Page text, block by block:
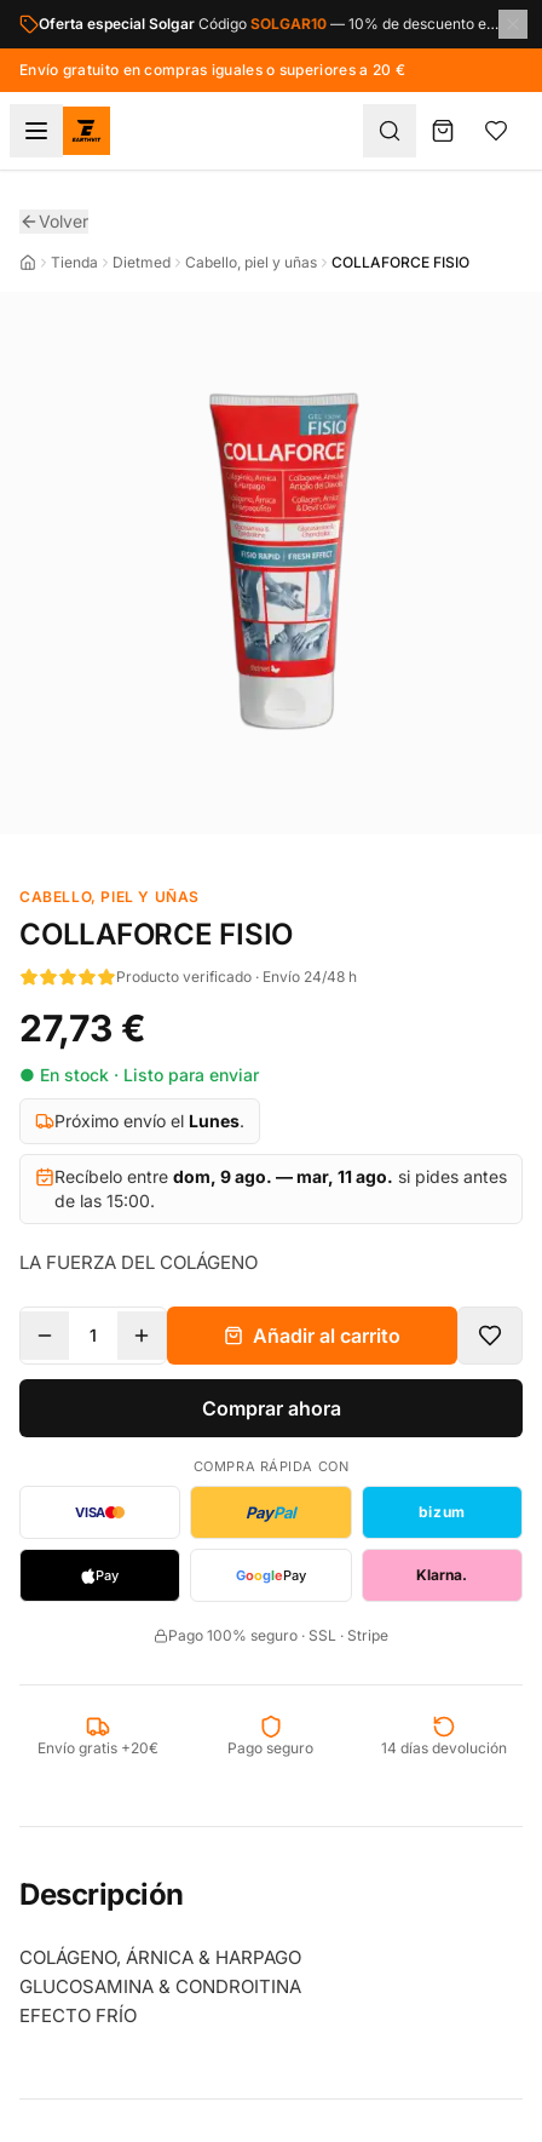
Saltar al contenido principal
Oferta especial Solgar Código SOLGAR10 — 10% de descuento en toda la marca Solgar.
Envío gratuito en compras iguales o superiores a 20 €
Volver
Tienda Dietmed Cabello, piel y uñas COLLAFORCE FISIO
CABELLO, PIEL Y UÑAS
COLLAFORCE FISIO
Producto verificado · Envío 24/48 h
27,73 €
● En stock · Listo para enviar
Próximo envío el Lunes.
Recíbelo entre dom, 9 ago. — mar, 11 ago. si pides antes
de las 15:00.
LA FUERZA DEL COLÁGENO
1 Añadir al carrito
Comprar ahora
COMPRA RÁPIDA CON
VISA PayPal bizum
Pay GooglePay Klarna.
Pago 100% seguro · SSL · Stripe
Envío gratis +20€ Pago seguro 14 días devolución
Descripción
COLÁGENO, ÁRNICA & HARPAGO
GLUCOSAMINA & CONDROITINA
EFECTO FRÍO